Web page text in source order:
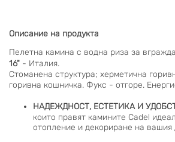
Описание на продукта
Пелетна камина с водна риза за
16" - Италия.
Стоманена структура; херметична
горивна кошничка. Фукс - отгоре.
НАДЕЖДНОСТ, ЕСТЕТИКА И
които правят камините Cadel
отопление и декориране на вашия